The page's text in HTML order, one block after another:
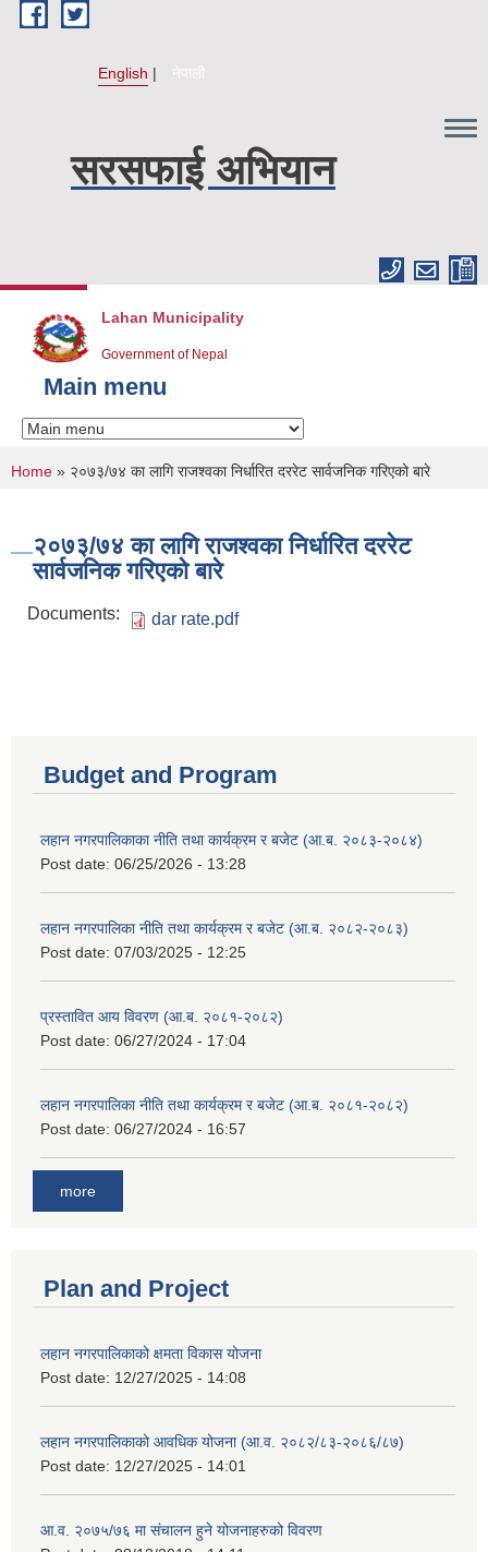
Skip to main content
English नेपाली
सरसफाई अभियान
Lahan Municipality
Government of Nepal
Main menu
You are here
Home » २०७३/७४ का लागि राजश्वका निर्धारित दररेट सार्वजनिक गरिएको बारे
२०७३/७४ का लागि राजश्वका निर्धारित दररेट
सार्वजनिक गरिएको बारे
Documents: dar rate.pdf
Budget and Program
लहान नगरपालिकाका नीति तथा कार्यक्रम र बजेट (आ.ब. २०८३-२०८४)
Post date: 06/25/2026 - 13:28
लहान नगरपालिका नीति तथा कार्यक्रम र बजेट (आ.ब. २०८२-२०८३)
Post date: 07/03/2025 - 12:25
प्रस्तावित आय विवरण (आ.ब. २०८१-२०८२)
Post date: 06/27/2024 - 17:04
लहान नगरपालिका नीति तथा कार्यक्रम र बजेट (आ.ब. २०८१-२०८२)
Post date: 06/27/2024 - 16:57
more
Plan and Project
लहान नगरपालिकाको क्षमता विकास योजना
Post date: 12/27/2025 - 14:08
लहान नगरपालिकाको आवधिक योजना (आ.व. २०८२/८३-२०८६/८७)
Post date: 12/27/2025 - 14:01
आ.व. २०७५/७६ मा संचालन हुने योजनाहरुको विवरण